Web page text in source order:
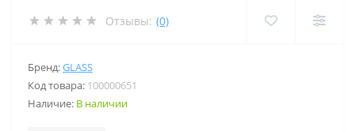
Отзывы: (0)
Бренд:GLASS
Код товара: 100000651
Наличие: В наличии